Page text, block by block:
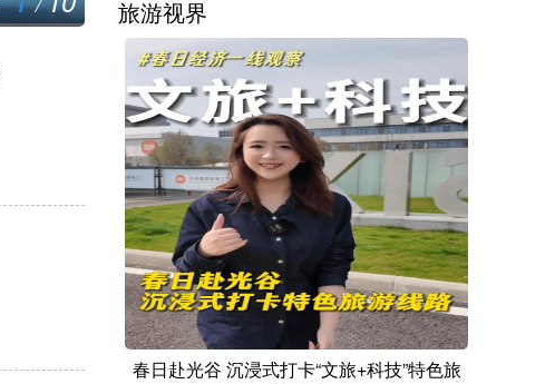
旅游视界
春日赴光谷 沉浸式打卡“文旅+科技”特色旅